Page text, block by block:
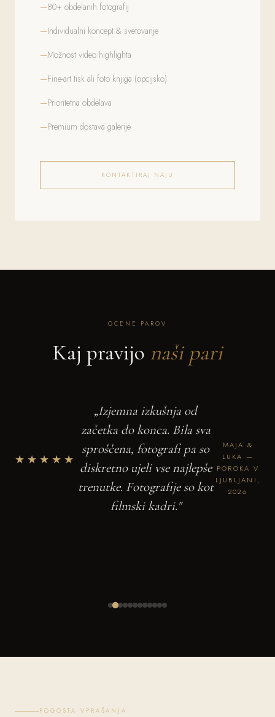
80+ obdelanih fotografij
Individualni koncept & svetovanje
Možnost video highlighta
Fine-art tisk ali foto knjiga (opcijsko)
Prioritetna obdelava
Premium dostava galerije
KONTAKTIRAJ NAJU
OCENE PAROV
Kaj pravijo naši pari
★★★★★
„Izjemna izkušnja od
začetka do konca. Bila sva
sproščena, fotografi pa so
diskretno ujeli vse najlepše
trenutke. Fotografije so kot
filmski kadri."
MAJA &
LUKA —
POROKA V
LJUBLJANI,
2026
POGOSTA VPRAŠANJA